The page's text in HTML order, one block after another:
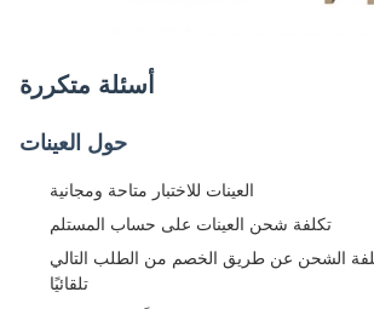
أسئلة متكررة
حول العينات
العينات للاختبار متاحة ومجانية
تكلفة شحن العينات على حساب المستلم
الشحن عن طريق الخصم من الطلب التالي
تلقائيًا